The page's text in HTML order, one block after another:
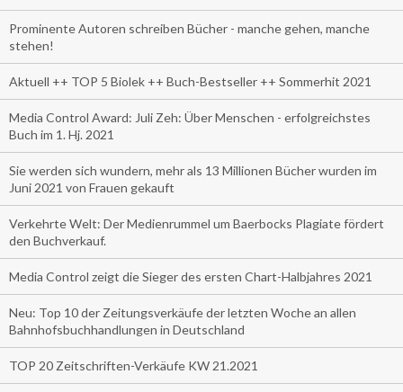
Prominente Autoren schreiben Bücher - manche gehen, manche
stehen!
Aktuell ++ TOP 5 Biolek ++ Buch-Bestseller ++ Sommerhit 2021
Media Control Award: Juli Zeh: Über Menschen - erfolgreichstes
Buch im 1. Hj. 2021
Sie werden sich wundern, mehr als 13 Millionen Bücher wurden im
Juni 2021 von Frauen gekauft
Verkehrte Welt: Der Medienrummel um Baerbocks Plagiate fördert
den Buchverkauf.
Media Control zeigt die Sieger des ersten Chart-Halbjahres 2021
Neu: Top 10 der Zeitungsverkäufe der letzten Woche an allen
Bahnhofsbuchhandlungen in Deutschland
TOP 20 Zeitschriften-Verkäufe KW 21.2021